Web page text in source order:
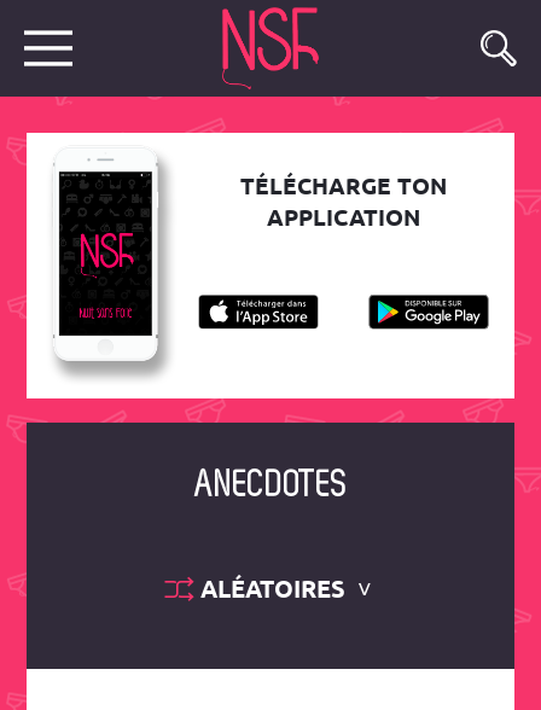
TÉLÉCHARGE TON
APPLICATION
ANECDOTES
ALÉATOIRES